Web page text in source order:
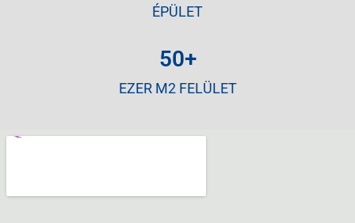
ÉPÜLET
EZER M2 FELÜLET
50+